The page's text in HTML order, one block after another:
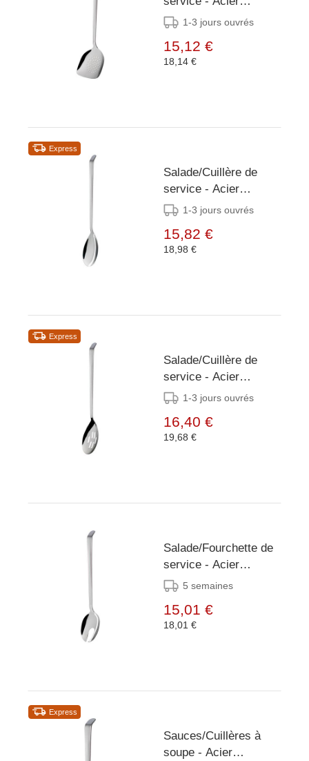
inoxydable - 29,5 cm
1-3 jours ouvrés
15,12 €
18,14 €
Express
Salade/Cuillère de
service - Acier
inoxydable - 35 cm
1-3 jours ouvrés
15,82 €
18,98 €
Express
Salade/Cuillère de
service - Acier
inoxydable -
1-3 jours ouvrés
16,40 €
19,68 €
Salade/Fourchette de
service - Acier
inoxydable - 29 cm
5 semaines
15,01 €
18,01 €
Express
Sauces/Cuillères à
soupe - Acier